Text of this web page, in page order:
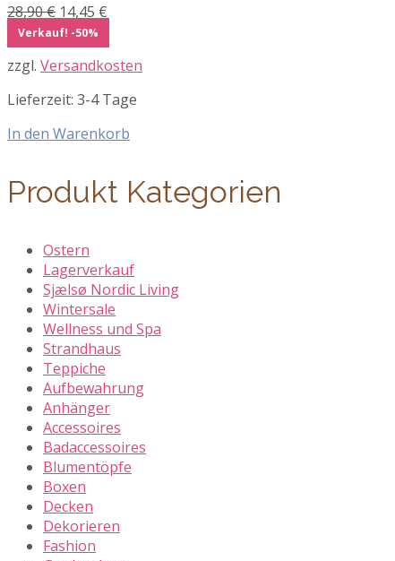
28,90€ Ursprünglicher
Preis
war:
28,90 €
14,45 €
ist:
14,45 €.
Verkauf! -50%
zzgl. Versandkosten
Lieferzeit: 3-4 Tage
In den Warenkorb
Produkt Kategorien
Ostern
Lagerverkauf
Sjælsø Nordic Living
Wintersale
Wellness und Spa
Strandhaus
Teppiche
Aufbewahrung
Anhänger
Accessoires
Badaccessoires
Blumentöpfe
Boxen
Decken
Dekorieren
Fashion